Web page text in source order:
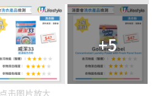
+5
点击图片放大